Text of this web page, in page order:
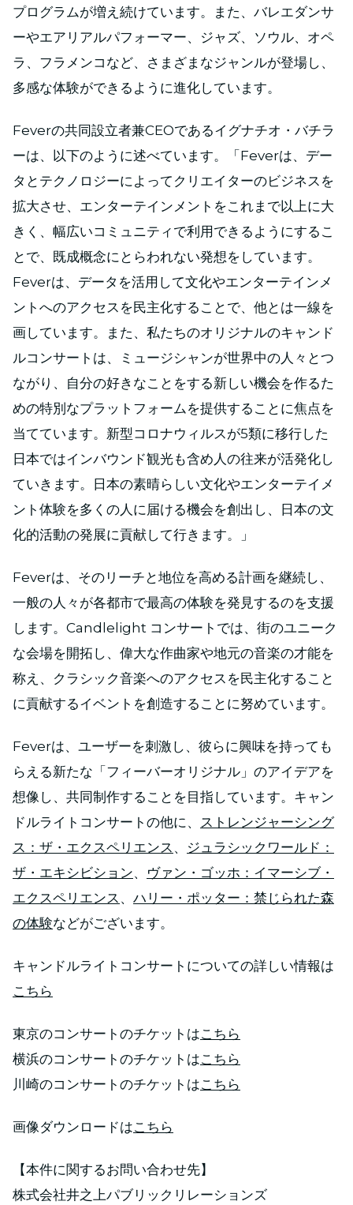
プログラムが増え続けています。また、バレエダンサ
ーやエアリアルパフォーマー、ジャズ、ソウル、オペ
ラ、フラメンコなど、さまざまなジャンルが登場し、
多感な体験ができるように進化しています。
Feverの共同設立者兼CEOであるイグナチオ・バチラ
ーは、以下のように述べています。「Feverは、デー
タとテクノロジーによってクリエイターのビジネスを
拡大させ、エンターテインメントをこれまで以上に大
きく、幅広いコミュニティで利用できるようにするこ
とで、既成概念にとらわれない発想をしています。
Feverは、データを活用して文化やエンターテインメ
ントへのアクセスを民主化することで、他とは一線を
画しています。また、私たちのオリジナルのキャンド
ルコンサートは、ミュージシャンが世界中の人々とつ
ながり、自分の好きなことをする新しい機会を作るた
めの特別なプラットフォームを提供することに焦点を
当てています。新型コロナウィルスが5類に移行した
日本ではインバウンド観光も含め人の往来が活発化し
ていきます。日本の素晴らしい文化やエンターテイメ
ント体験を多くの人に届ける機会を創出し、日本の文
化的活動の発展に貢献して行きます。」
Feverは、そのリーチと地位を高める計画を継続し、
一般の人々が各都市で最高の体験を発見するのを支援
します。Candlelight コンサートでは、街のユニーク
な会場を開拓し、偉大な作曲家や地元の音楽の才能を
称え、クラシック音楽へのアクセスを民主化すること
に貢献するイベントを創造することに努めています。
Feverは、ユーザーを刺激し、彼らに興味を持っても
らえる新たな「フィーバーオリジナル」のアイデアを
想像し、共同制作することを目指しています。キャン
ドルライトコンサートの他に、 ストレンジャーシング
ス：ザ・エクスペリエンス 、 ジュラシックワールド：
ザ・エキシビション、 ヴァン・ゴッホ：イマーシブ・
エクスペリエンス 、 ハリー・ポッター：禁じられた森
の体験などがございます。
キャンドルライトコンサートについての詳しい情報は
こちら
東京のコンサートのチケットはこちら
横浜のコンサートのチケットはこちら
川崎のコンサートのチケットはこちら
画像ダウンロードはこちら
【本件に関するお問い合わせ先】
株式会社井之上パブリックリレーションズ